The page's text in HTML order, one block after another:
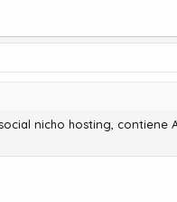
nicho hosting, contiene